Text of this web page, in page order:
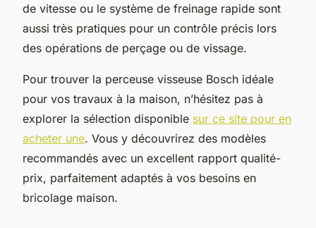
de vitesse ou le système de freinage rapide sont
aussi très pratiques pour un contrôle précis lors
des opérations de perçage ou de vissage.
Pour trouver la perceuse visseuse Bosch idéale
pour vos travaux à la maison, n’hésitez pas à
explorer la sélection disponible sur ce site pour en
acheter une. Vous y découvrirez des modèles
recommandés avec un excellent rapport qualité-
prix, parfaitement adaptés à vos besoins en
bricolage maison.